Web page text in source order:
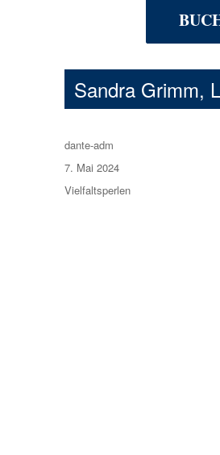
Sandra Grimm,
Autor
dante-adm
Veröffentlicht
am
7. Mai 2024
Kategorien
Vielfaltsperlen